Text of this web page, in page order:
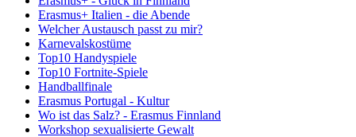
Erasmus+ Italien - die Abende
Welcher Austausch passt zu mir?
Karnevalskostüme
Top10 Handyspiele
Top10 Fortnite-Spiele
Handballfinale
Erasmus Portugal - Kultur
Wo ist das Salz? - Erasmus Finnland
Workshop sexualisierte Gewalt